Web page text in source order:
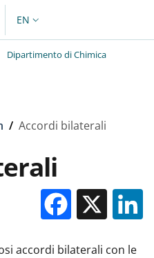
LANGUAGE SWITCHER:
EN
Dipartimento di Chimica
/ Accordi bilaterali
X
accordi bilaterali con le